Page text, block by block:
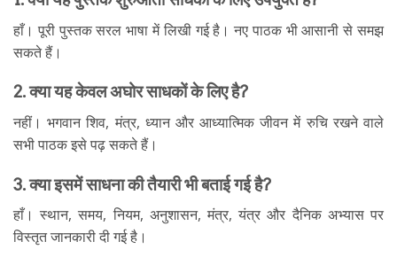
हाँ। पूरी पुस्तक सरल भाषा में लिखी गई है। नए पाठक भी आसानी से समझ
सकते हैं।
2. क्या यह केवल अघोर साधकों के लिए है?
नहीं। भगवान शिव, मंत्र, ध्यान और आध्यात्मिक जीवन में रुचि रखने वाले
सभी पाठक इसे पढ़ सकते हैं।
3. क्या इसमें साधना की तैयारी भी बताई गई है?
हाँ। स्थान, समय, नियम, अनुशासन, मंत्र, यंत्र और दैनिक अभ्यास पर
विस्तृत जानकारी दी गई है।